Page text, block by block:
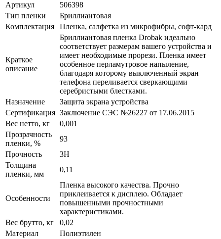
Артикул
506398
Тип пленки
Бриллиантовая
Комплектация
Пленка, салфетка из микрофибры, софт-кард
Краткое
описание
Бриллиантовая пленка Drobak идеально
соответствует размерам вашего устройства и
имеет необходимые прорези. Пленка имеет
особенное перламутровое напыление,
благодаря которому выключенный экран
телефона переливается сверкающими
серебристыми блестками.
Назначение
Защита экрана устройства
Сертификация Заключение СЭС №26227 от 17.06.2015
Вес нетто, кг
0,001
Прозрачность
пленки, %
93
Прочность
3H
Толщина
пленки, мм
0,11
Особенности
Пленка высокого качества. Прочно
приклеивается к дисплею. Обладает
повышенными прочностными
характеристиками.
Вес брутто, кг
0,02
Материал
Полиэтилен